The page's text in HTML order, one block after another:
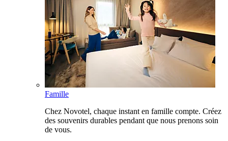
Famille
Chez Novotel, chaque instant en famille compte. Créez
des souvenirs durables pendant que nous prenons soin
de vous.